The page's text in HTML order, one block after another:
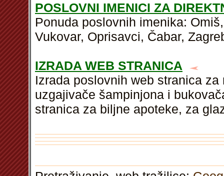
POSLOVNI IMENICI ZA
Ponuda poslovnih imenika:
Vukovar, Oprisavci, Čabar,
IZRADA WEB STRANICA
Izrada poslovnih web stranica
uzgajivače šampinjona i
stranica za biljne apoteke, za